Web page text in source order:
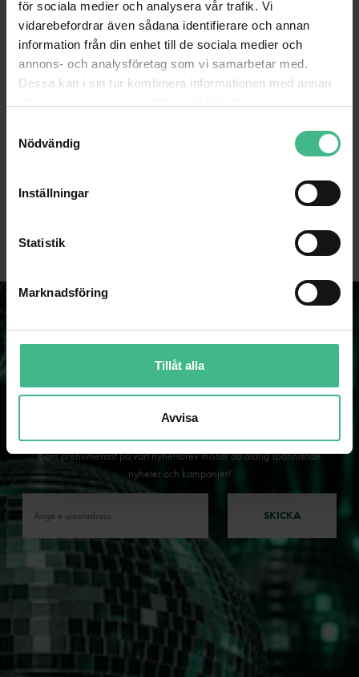
för sociala medier och analysera vår trafik. Vi
vidarebefordrar även sådana identifierare och annan
information från din enhet till de sociala medier och
annons- och analysföretag som vi samarbetar med.
Dessa kan i sin tur kombinera informationen med annan
s
Nödvändig
Inställningar
Statistik
Marknadsföring
Tillåt alla
Avvisa
GÅ TILL PRODUKT
Ilme Socket hölje för 16-polig,
GÅ TILL PRODUKT
Som prenumerant på vårt nyhetsbrev missar du aldrig spännande
nyheter och kampanjer!
SKICKA